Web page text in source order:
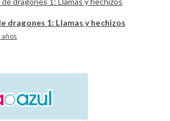
dragones 1: Llamas y hechizos
años